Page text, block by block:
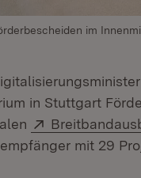
im
in Stuttgart
Extern:
mit 29